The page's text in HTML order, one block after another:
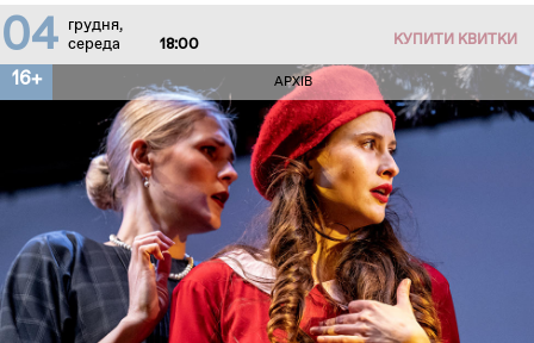
04
грудня,
середа
18:00 КУПИТИ КВИТКИ
16+ АРХІВ